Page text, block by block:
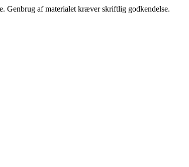
Genbrug af materialet kræver skriftlig godkendelse.